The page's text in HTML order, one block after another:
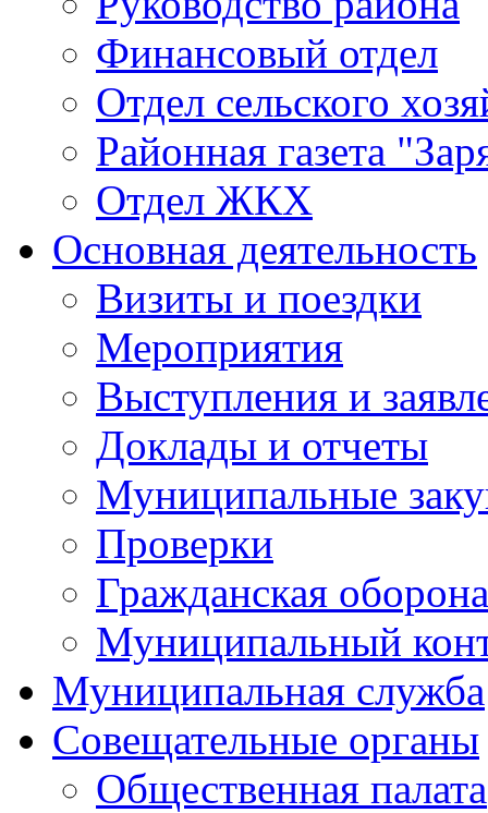
Финансовый отдел
Отдел сельского
Районная газета
Отдел ЖКХ
Основная деятельность
Визиты и поездки
Мероприятия
Выступления и
Доклады и отчеты
Муниципальные
Проверки
Гражданская
Муниципальный
Муниципальная служба
Совещательные органы
Общественная палата